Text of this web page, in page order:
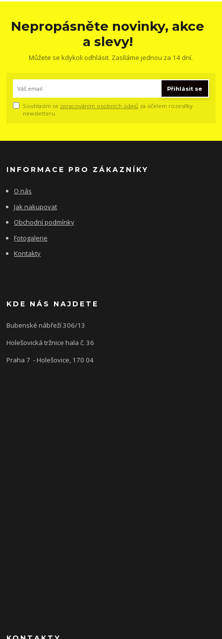
Nepropásněte novinky, akce
a slevy!
Můžete se kdykoli odhlásit. Zasíláme jednou za 14 dní.
Přihlásit se
Souhlasím se zpracováním osobních údajů za účelem rozesílky
newsletteru.
INFORMACE PRO ZÁKAZNÍKY
O nás
Jak nakupovat
Obchodní podmínky
Fotogalerie
Kontakty
KDE NÁS NAJDETE
Bubenské nábřeží 306/13
Holešovická tržnice hala č. 36
Praha 7 - Holešovice, 170 04